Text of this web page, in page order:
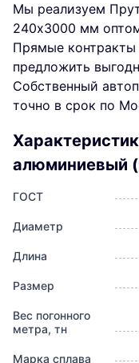
Мы реализуем
240х3000 мм
Прямые контракты
предложить
Собственный
точно в срок по
алюминиевый
ГОСТ
Диаметр
Длина
Размер
Вес погонного
метра, тн
Марка сплава